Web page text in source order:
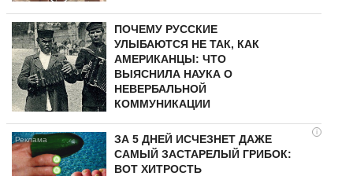
ПОЧЕМУ РУССКИЕ
УЛЫБАЮТСЯ НЕ ТАК, КАК
АМЕРИКАНЦЫ: ЧТО
ВЫЯСНИЛА НАУКА О
НЕВЕРБАЛЬНОЙ
КОММУНИКАЦИИ
i
ЗА 5 ДНЕЙ ИСЧЕЗНЕТ ДАЖЕ
САМЫЙ ЗАСТАРЕЛЫЙ ГРИБОК:
ВОТ ХИТРОСТЬ